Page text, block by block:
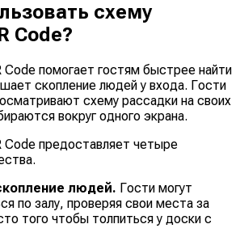
схему
Code?
помогает гостям быстрее найти
скопление людей у входа. Гости
схему рассадки на своих
вокруг одного экрана.
Code предоставляет четыре
людей. Гости могут
по залу, проверяя свои места за
того чтобы толпиться у доски с